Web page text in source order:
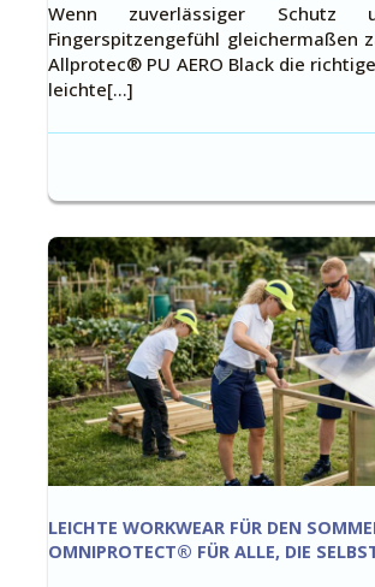
Wenn zuverlässiger Schutz
Fingerspitzengefühl gleichermaßen
Allprotec® PU AERO Black die
leichte[…]
LEICHTE WORKWEAR FÜR DEN
OMNIPROTECT® FÜR ALLE, DIE